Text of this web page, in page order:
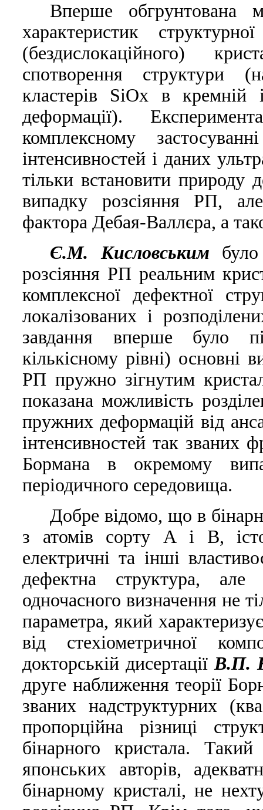
Вперше обгрунтована
характеристик
(бездислокацiйного)
спотворення структури
кластерiв SiOx в кремнiй
деформацiї).
комплексному
iнтенсивностей i даних
тiльки встановити природу
випадку розсiяння РП,
фактора Дебая-Валлєра, а
Є.М. Кисловським
розсiяння РП реальним
комплексної дефектної
локалiзованих i
завдання вперше було
кiлькiсному рiвнi) основнi
РП пружно зiгнутим
показана можливiсть
пружних деформацiй вiд
iнтенсивностей так званих
Бормана в окремому
перiодичного середовища.
Добре вiдомо, що в
з атомiв сорту А i В,
електричнi та iншi
дефектна структура,
одночасного визначення не
параметра, який
вiд стехiометричної
докторськiй дисертацiїВ.П.
друге наближення теорiї
званих надструктурних
пропорцiйна рiзницi
бiнарного кристала.
японських авторiв,
бiнарному кристалi, не